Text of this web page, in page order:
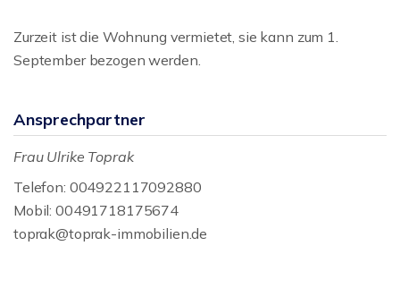
Zurzeit ist die Wohnung vermietet, sie kann zum 1.
September bezogen werden.
Ansprechpartner
Frau Ulrike Toprak
Telefon: 004922117092880
Mobil: 00491718175674
toprak@toprak-immobilien.de